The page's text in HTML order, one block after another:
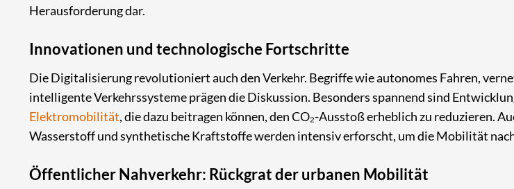
Herausforderung dar.
Innovationen und technologische Fortschritte
Die Digitalisierung revolutioniert auch den Verkehr. Begriffe wie autonomes Fahren,
intelligente Verkehrssysteme prägen die Diskussion. Besonders spannend sind
Elektromobilität, die dazu beitragen können, den CO₂-Ausstoß erheblich zu reduzieren.
Wasserstoff und synthetische Kraftstoffe werden intensiv erforscht, um die Mobilität
Öffentlicher Nahverkehr: Rückgrat der urbanen Mobilität